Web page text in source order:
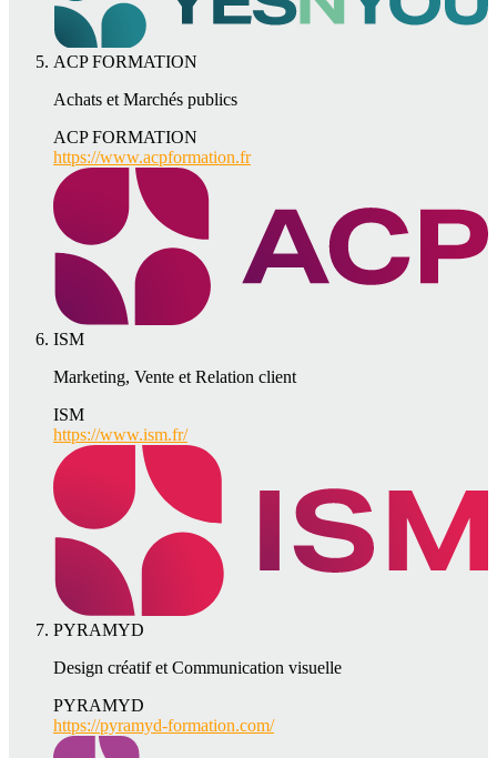
ACP FORMATION
Achats et Marchés publics
ACP FORMATION
https://www.acpformation.fr
ISM
Marketing, Vente et Relation client
ISM
https://www.ism.fr/
PYRAMYD
Design créatif et Communication visuelle
PYRAMYD
https://pyramyd-formation.com/